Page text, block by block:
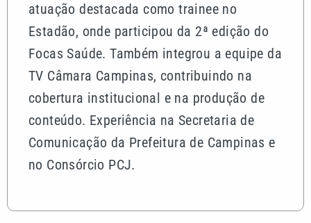
atuação destacada como trainee no
Estadão, onde participou da 2ª edição do
Focas Saúde. Também integrou a equipe da
TV Câmara Campinas, contribuindo na
cobertura institucional e na produção de
conteúdo. Experiência na Secretaria de
Comunicação da Prefeitura de Campinas e
no Consórcio PCJ.